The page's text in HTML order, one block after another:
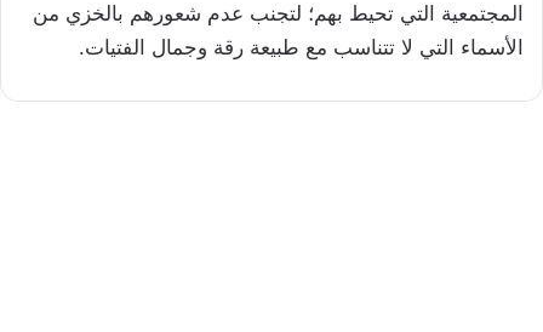
المجتمعية التي تحيط بهم؛ لتجنب عدم شعورهم بالخزي من
الأسماء التي لا تتناسب مع طبيعة رقة وجمال الفتيات.